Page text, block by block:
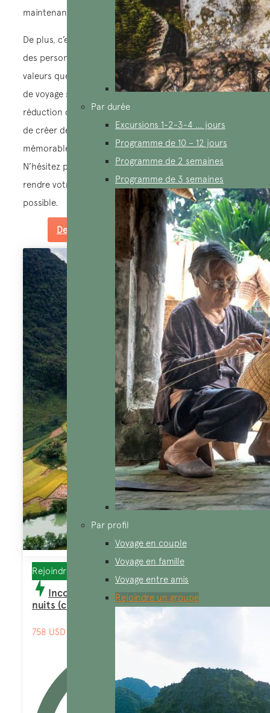
Par durée
Excursions 1-2-3-4 … jours
Programme de 10 – 12 jours
Programme de 2 semaines
Programme de 3 semaines
Par profil
Voyage en couple
Voyage en famille
Voyage entre amis
Rejoindre un groupe
maintenant la qualité de l’expérience de voyage.
De plus, c’est une opportunité unique de rencontrer
des personnes partageant les mêmes intérêts et
valeurs que vous, tout en profitant d’une expérience
de voyage sociale enrichissante. Au-delà de la
réduction des coûts, cela offre également la chance
de créer des liens et de vivre des moments
mémorables en compagnie de compagnons de voyage.
N’hésitez pas à tirer parti de cette opportunité pour
rendre votre voyage au Vietnam aussi agréable que
possible.
Demandez - nous un rappel gratuit
Rejoindre un groupe, Incontournables
Incontournables au Vietnam 11 jours 10
nuits (circuit en petit groupe)
758 USD